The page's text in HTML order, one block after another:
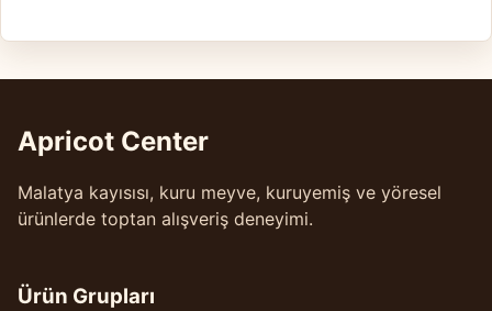
Apricot Center
Malatya kayısısı, kuru meyve, kuruyemiş ve yöresel
ürünlerde toptan alışveriş deneyimi.
Ürün Grupları